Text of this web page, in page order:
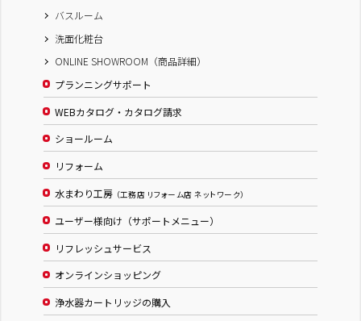
バスルーム
洗面化粧台
ONLINE SHOWROOM（商品詳細）
プランニングサポート
WEBカタログ・カタログ請求
ショールーム
リフォーム
水まわり工房 （工務店 リフォーム店 ネットワーク）
ユーザー様向け（サポートメニュー）
リフレッシュサービス
オンラインショッピング
浄水器カートリッジの購入